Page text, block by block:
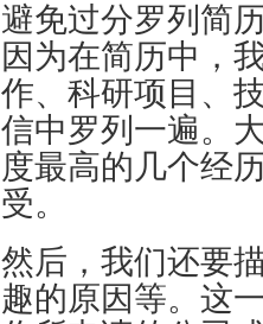
避免过分罗列简
因为在简历中，
作、科研项目、
信中罗列一遍。
度最高的几个经
受。
然后，我们还要
趣的原因等。这